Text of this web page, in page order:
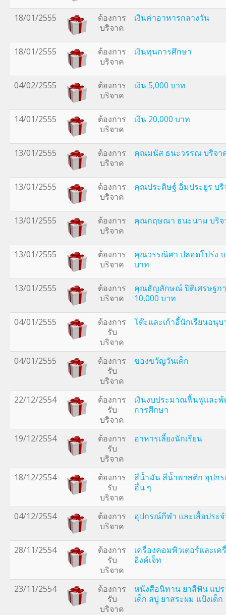
18/01/2555
ต้องการ
บริจาค
เงินค่าอาหารกลางวัน
18/01/2555
ต้องการ
บริจาค
เงินทุนการศึกษา
04/02/2555
ต้องการ
บริจาค
เงิน 5,000 บาท
14/01/2555
ต้องการ
บริจาค
เงิน 20,000 บาท
13/01/2555
ต้องการ
บริจาค
คุณมนัส ธนะวรรณ บริจา
13/01/2555
ต้องการ
บริจาค
คุณประดิษฐ์ อิ่มประยูร บริ
13/01/2555
ต้องการ
บริจาค
คุณกฤษณา ธนะนาม บริจ
13/01/2555
ต้องการ
บริจาค
คุณวรรณิศา ปลอดโปร่ง บ
บาท
13/01/2555
ต้องการ
บริจาค
คุณธัญลักษณ์ ปิติเศรษฐก
10,000 บาท
04/01/2555
ต้องการ
รับ
บริจาค
โต๊ะและเก้าอี้นักเรียนอนุ
04/01/2555
ต้องการ
รับ
บริจาค
ของขวัญวันเด็ก
22/12/2554
ต้องการ
รับ
บริจาค
เงินงบประมาณฟื้นฟูและ
การศึกษา
19/12/2554
ต้องการ
รับ
บริจาค
อาหารเลี้ยงนักเรียน
18/12/2554
ต้องการ
รับ
บริจาค
สีน้ำมัน สีน้ำพาสติก อุปก
อื่น ๆ
04/12/2554
ต้องการ
บริจาค
อุปกรณ์กีฬา และเสื้อประ
28/11/2554
ต้องการ
รับ
บริจาค
เครื่องคอมพิวเตอร์และเ
อิงค์เจ็ท
23/11/2554
ต้องการ
รับ
บริจาค
หนังสือนิทาน ยาสีฟัน แป
เด็ก สบู่ ยาสระผม แป้งเด็ก